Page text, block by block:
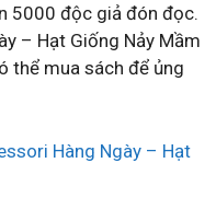
5000 độc giả đón đọc.
– Hạt Giống Nảy Mầm
thể mua sách để ủng
Hàng Ngày – Hạt